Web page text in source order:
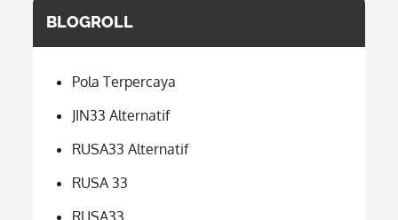
BLOGROLL
Pola Terpercaya
JIN33 Alternatif
RUSA33 Alternatif
RUSA 33
RUSA33